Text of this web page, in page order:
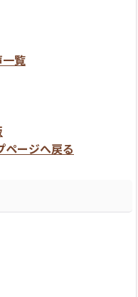
一覧
ページへ戻る